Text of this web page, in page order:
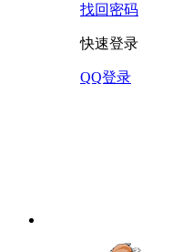
找回密码
快速登录
QQ登录